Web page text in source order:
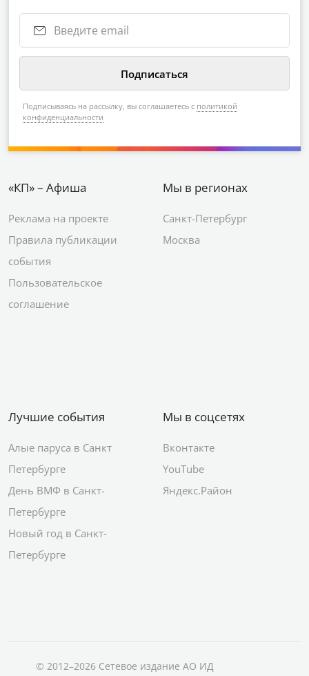
Подписываясь на рассылку, вы соглашаетесь с политикой
конфиденциальности
«КП» – Афиша
Реклама на проекте
Правила публикации
события
Пользовательское
соглашение
Мы в регионах
Санкт-Петербург
Москва
Лучшие события
Алые паруса в Санкт
Петербурге
День ВМФ в Санкт-
Петербурге
Новый год в Санкт-
Петербурге
Мы в соцсетях
Вконтакте
YouTube
Яндекс.Район
© 2012–2026 Сетевое издание АО ИД